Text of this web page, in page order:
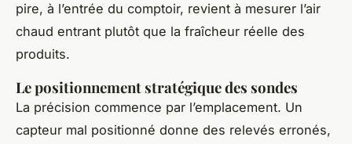
pire, à l’entrée du comptoir, revient à mesurer l’air
chaud entrant plutôt que la fraîcheur réelle des
produits.
Le positionnement stratégique des sondes
La précision commence par l’emplacement. Un
capteur mal positionné donne des relevés erronés,